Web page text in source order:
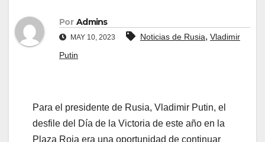
Por Admins
MAY 10, 2023 Noticias de Rusia, Vladimir
Putin
Para el presidente de Rusia, Vladimir Putin, el
desfile del Día de la Victoria de este año en la
Plaza Roja era una oportunidad de continuar